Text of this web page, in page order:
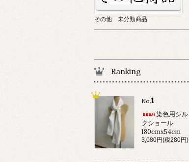
その他 未分類商品
Ranking
No.1
染色用シル
クショール
180cmx54cm
3,080円(税280円)